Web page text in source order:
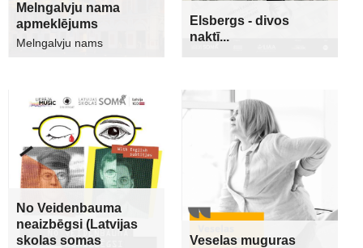
Melngalvju nama
apmeklējums
Melngalvju nams
Elsbergs - divos
naktī...
No Veidenbauma
neaizbēgsi (Latvijas
skolas somas
Veselas muguras